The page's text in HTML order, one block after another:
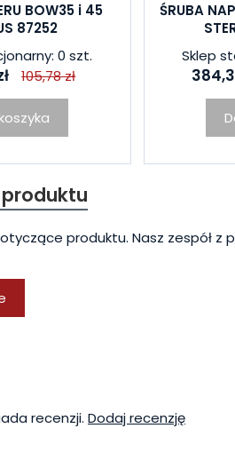
BOW35 i 45
87252
0 szt.
105,78 zł
ŚRUBA
Sklep
produktu. Nasz zespół z
recenzji. Dodaj recenzję